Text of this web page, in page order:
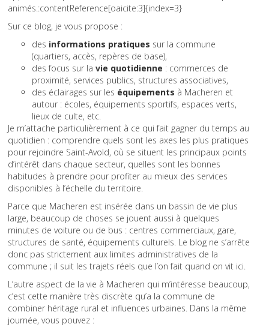
animés.:contentReference[oaicite:3]{index=3}
Sur ce blog, je vous propose :
des informations pratiques sur la commune
(quartiers, accès, repères de base),
des focus sur la vie quotidienne : commerces de
proximité, services publics, structures associatives,
des éclairages sur les équipements à Macheren et
autour : écoles, équipements sportifs, espaces verts,
lieux de culte, etc.
Je m’attache particulièrement à ce qui fait gagner du temps au
quotidien : comprendre quels sont les axes les plus pratiques
pour rejoindre Saint-Avold, où se situent les principaux points
d’intérêt dans chaque secteur, quelles sont les bonnes
habitudes à prendre pour profiter au mieux des services
disponibles à l’échelle du territoire.
Parce que Macheren est insérée dans un bassin de vie plus
large, beaucoup de choses se jouent aussi à quelques
minutes de voiture ou de bus : centres commerciaux, gare,
structures de santé, équipements culturels. Le blog ne s’arrête
donc pas strictement aux limites administratives de la
commune ; il suit les trajets réels que l’on fait quand on vit ici.
L’autre aspect de la vie à Macheren qui m’intéresse beaucoup,
c’est cette manière très discrète qu’a la commune de
combiner héritage rural et influences urbaines. Dans la même
journée, vous pouvez :